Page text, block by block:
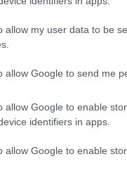
allow my user data to be
allow Google to send me
allow Google to enable
identifiers in apps.
allow Google to enable
ΠΟΛΙΤΙΣΜΟΣ
1.700 ετών, του